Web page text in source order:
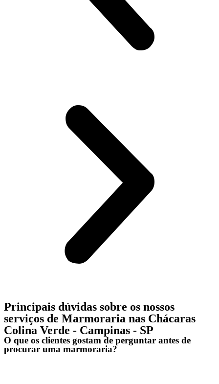
Principais dúvidas sobre os nossos
serviços de Marmoraria nas Chácaras
Colina Verde - Campinas - SP
O que os clientes gostam de perguntar antes de
procurar uma marmoraria?